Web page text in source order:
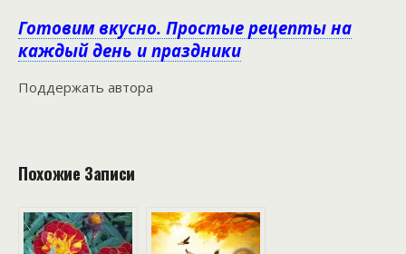
Готовим вкусно. Простые рецепты на
каждый день и праздники
Поддержать автора
Похожие Записи